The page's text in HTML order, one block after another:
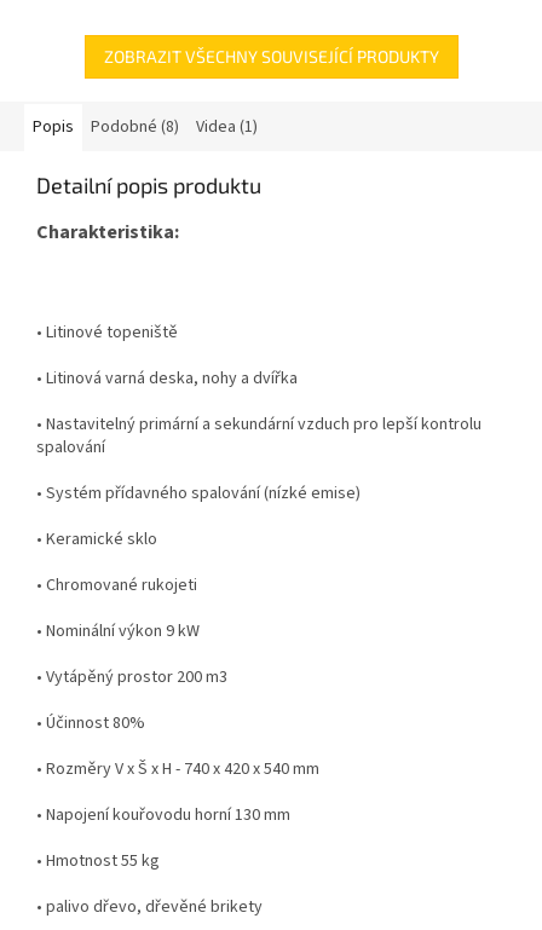
ZOBRAZIT VŠECHNY SOUVISEJÍCÍ PRODUKTY
Popis Podobné (8) Videa (1)
Detailní popis produktu
Charakteristika:
• Litinové topeniště
• Litinová varná deska, nohy a dvířka
• Nastavitelný primární a sekundární vzduch pro lepší kontrolu
spalování
• Systém přídavného spalování (nízké emise)
• Keramické sklo
• Chromované rukojeti
• Nominální výkon 9 kW
• Vytápěný prostor 200 m3
• Účinnost 80%
• Rozměry V x Š x H - 740 x 420 x 540 mm
• Napojení kouřovodu horní 130 mm
• Hmotnost 55 kg
• palivo dřevo, dřevěné brikety